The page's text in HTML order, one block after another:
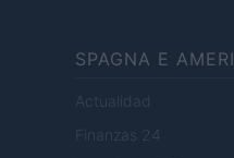
SPAGNA E
Actualidad
Finanzas 24